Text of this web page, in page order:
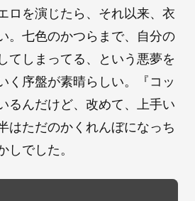
ロを演じたら、それ以来、衣
。七色のかつらまで、自分の
てしまってる、という悪夢を
く序盤が素晴らしい。『コッ
るんだけど、改めて、上手い
はただのかくれんぼになっち
しでした。